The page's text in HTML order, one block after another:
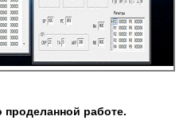
работе.